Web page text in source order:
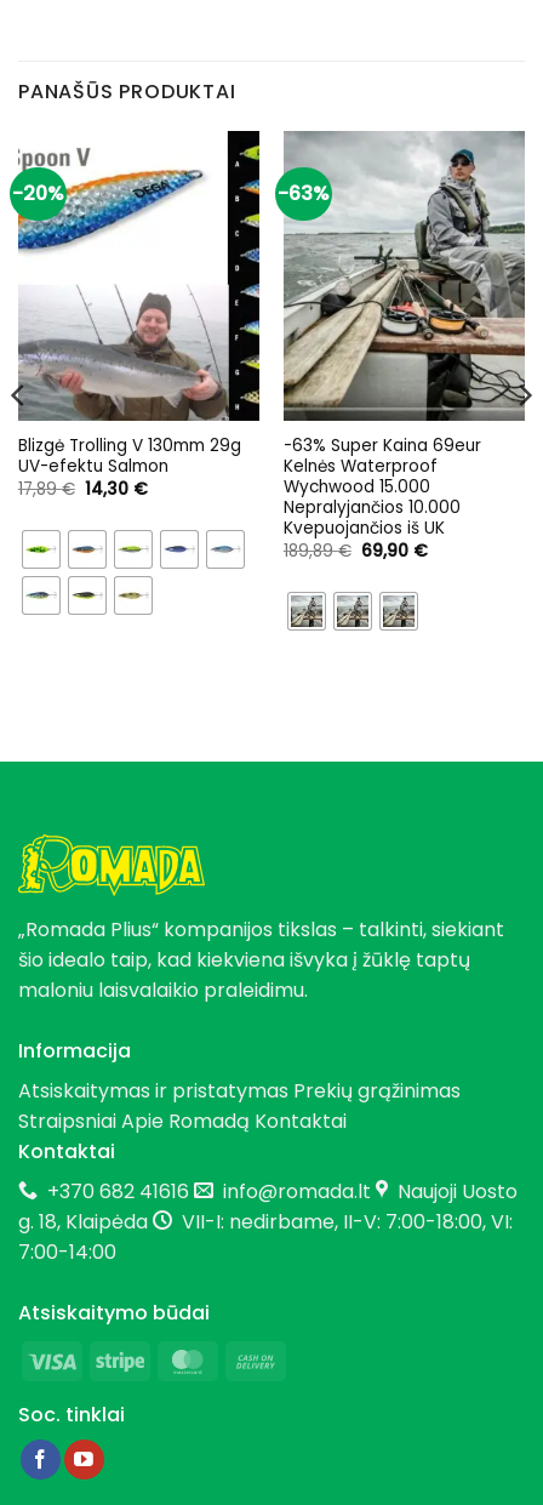
PANAŠŪS PRODUKTAI
-20%
Blizgė Trolling V 130mm 29g
UV-efektu Salmon
17,89€ Original
price
17,89 €.
14,30 €Current
14,30 €.
-63%
-63% Super Kaina 69eur
Kelnės Waterproof
Wychwood 15.000
Nepralyjančios 10.000
Kvepuojančios iš UK
189,89€ Original
price
189,89 €.
69,90 €Current
„Romada Plius“ kompanijos tikslas – talkinti, siekiant
šio idealo taip, kad kiekviena išvyka į žūklę taptų
maloniu laisvalaikio praleidimu.
Informacija
Atsiskaitymas ir pristatymas Prekių grąžinimas
StraipsniaiApie Romadą Kontaktai
Kontaktai
+370 682 41616
info@romada.lt
Naujoji Uosto
g. 18, Klaipėda
VII-I: nedirbame, II-V: 7:00-18:00, VI:
7:00-14:00
Atsiskaitymo būdai
Visa
Stripe MasterCard
Soc. tinklai